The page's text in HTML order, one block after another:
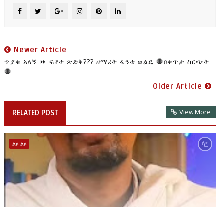
Newer Article
ጥያቄ አለኝ ⏩ ፍኖተ ጽድቅ??? ዘማሪት ፋንቱ ወልዴ 🛑በቀጥታ ስርጭት
🛑
Older Article
RELATED POST View More
ልዩ ልዩ